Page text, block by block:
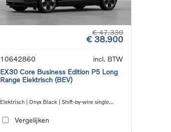
€ 47.330
€ 38.900
10642860
incl. BTW
EX30 Core Business Edition P5 Long
Range Elektrisch (BEV)
Elektrisch | Onyx Black | Shift-by-wire single
Vergelijken